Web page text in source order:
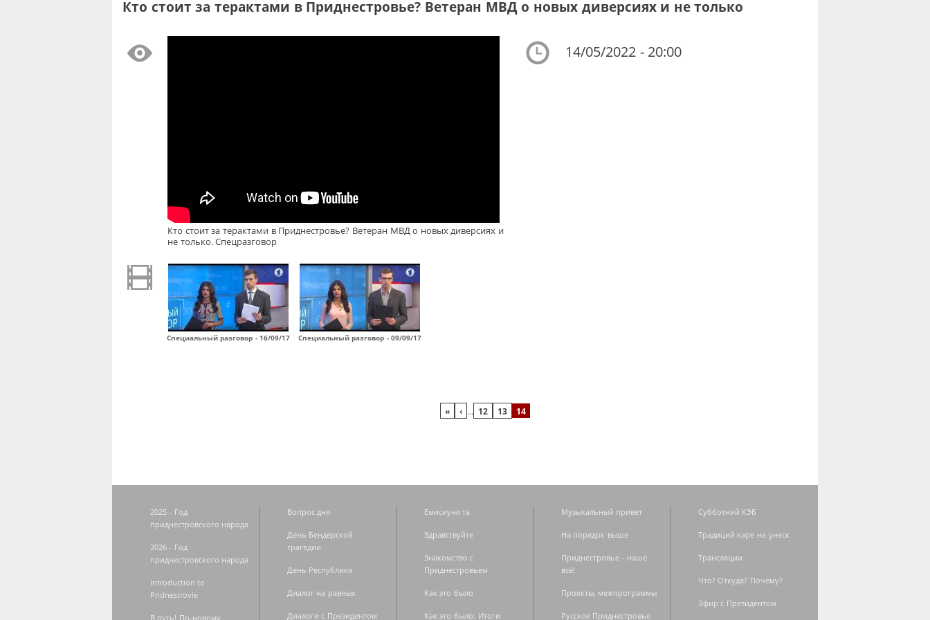
Кто стоит за терактами в Приднестровье? Ветеран МВД о новых диверсиях и не только
Кто стоит за терактами в Приднестровье? Ветеран МВД о новых диверсиях и
не только. Спецразговор
14/05/2022 - 20:00
Специальный разговор - 16/09/17 Специальный разговор - 09/09/17
« ‹ … 12 13 14
2025 - Год
приднестровского народа
2026 - Год
приднестровского народа
Introduction to
Pridnestrovie
В путь! По-новому
Вопрос дня
День Бендерской
трагедии
День Республики
Диалог на равных
Диалоги с Президентом
Емисиуня та
Здравствуйте
Знакомство с
Приднестровьем
Как это было
Как это было: Итоги
Музыкальный привет
На порядок выше
Приднестровье - наше
всё!
Проекты, межпрограммы
Русское Приднестровье
Субботний КЭБ
Традиций каре не унеск
Трансляции
Что? Откуда? Почему?
Эфир с Президентом